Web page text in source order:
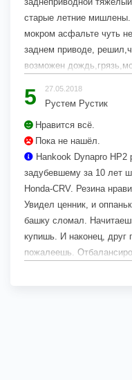
старые летние мишлены.
мокром асфальте чуть
заднем приводе,
возможен
(по трассе не валите
гонять,в поворотах
без проблем. Сейчас
выпускалась до 16
5 27.05.2018
Рустем Рустик
Нравится всё.
Пока не нашёл.
Hankook Dynapro HP2
задубевшему за 10 лет
Honda-CRV. Резина
Увидел ценник, и
башку сломал.
купишь. И наконец, друг
пожалеешь.